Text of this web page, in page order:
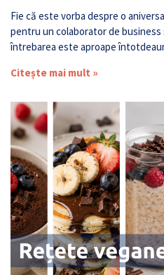
Fie că este vorba despre o
pentru un colaborator de business
întrebarea este aproape
Citește mai mult »